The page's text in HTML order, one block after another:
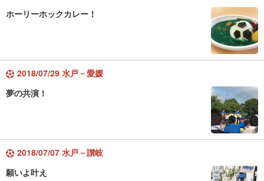
ホーリーホックカレー！
2018/07/29 水戸－愛媛
夢の共演！
2018/07/07 水戸－讃岐
願いよ叶え